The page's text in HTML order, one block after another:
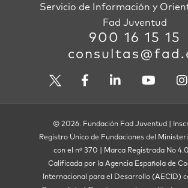
Servicio de Información y
Fad Juventud
900 16 15 15
© 2026. Fundación Fad Juventud |
Registro Único de Fundaciones del
con el nº 370 | Marca Registrada No
Calificada por la Agencia Española de
Internacional para el Desarrollo (AECID)